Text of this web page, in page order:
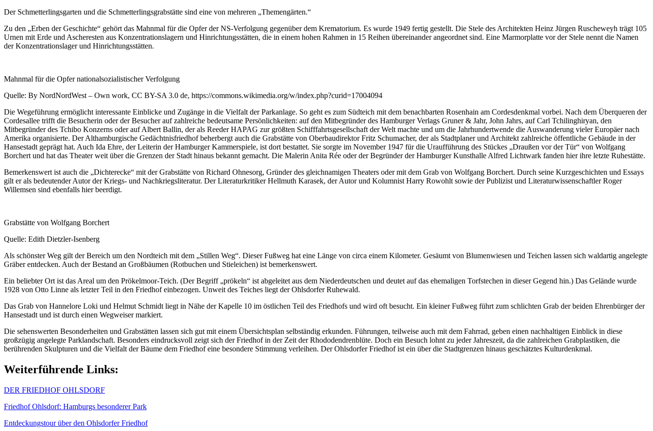
Der Schmetterlingsgarten und die Schmetterlingsgrabstätte sind eine von mehreren „Themengärten.“
Zu den „Erben der Geschichte“ gehört das Mahnmal für die Opfer der NS-Verfolgung gegenüber dem Krematorium. Es wurde 1949 fertig gestellt. Die Stele des Architekten Heinz Jürgen Ruscheweyh trägt 105
Urnen mit Erde und Ascheresten aus Konzentrationslagern und Hinrichtungsstätten, die in einem hohen Rahmen in 15 Reihen übereinander angeordnet sind. Eine Marmorplatte vor der Stele nennt die Namen
der Konzentrationslager und Hinrichtungsstätten.
Mahnmal für die Opfer nationalsozialistischer Verfolgung
Quelle: By NordNordWest – Own work, CC BY-SA 3.0 de, https://commons.wikimedia.org/w/index.php?curid=17004094
Die Wegeführung ermöglicht interessante Einblicke und Zugänge in die Vielfalt der Parkanlage. So geht es zum Südteich mit dem benachbarten Rosenhain am Cordesdenkmal vorbei. Nach dem Überqueren der
Cordesallee trifft die Besucherin oder der Besucher auf zahlreiche bedeutsame Persönlichkeiten: auf den Mitbegründer des Hamburger Verlags Gruner & Jahr, John Jahrs, auf Carl Tchilinghiryan, den
Mitbegründer des Tchibo Konzerns oder auf Albert Ballin, der als Reeder HAPAG zur größten Schifffahrtsgesellschaft der Welt machte und um die Jahrhundertwende die Auswanderung vieler Europäer nach
Amerika organisierte. Der Althamburgische Gedächtnisfriedhof beherbergt auch die Grabstätte von Oberbaudirektor Fritz Schumacher, der als Stadtplaner und Architekt zahlreiche öffentliche Gebäude in der
Hansestadt geprägt hat. Auch Ida Ehre, der Leiterin der Hamburger Kammerspiele, ist dort bestattet. Sie sorgte im November 1947 für die Uraufführung des Stückes „Draußen vor der Tür“ von Wolfgang
Borchert und hat das Theater weit über die Grenzen der Stadt hinaus bekannt gemacht. Die Malerin Anita Rée oder der Begründer der Hamburger Kunsthalle Alfred Lichtwark fanden hier ihre letzte Ruhestätte.
Bemerkenswert ist auch die „Dichterecke“ mit der Grabstätte von Richard Ohnesorg, Gründer des gleichnamigen Theaters oder mit dem Grab von Wolfgang Borchert. Durch seine Kurzgeschichten und Essays
gilt er als bedeutender Autor der Kriegs- und Nachkriegsliteratur. Der Literaturkritiker Hellmuth Karasek, der Autor und Kolumnist Harry Rowohlt sowie der Publizist und Literaturwissenschaftler Roger
Willemsen sind ebenfalls hier beerdigt.
Grabstätte von Wolfgang Borchert
Quelle: Edith Dietzler-Isenberg
Als schönster Weg gilt der Bereich um den Nordteich mit dem „Stillen Weg“. Dieser Fußweg hat eine Länge von circa einem Kilometer. Gesäumt von Blumenwiesen und Teichen lassen sich waldartig angelegte
Gräber entdecken. Auch der Bestand an Großbäumen (Rotbuchen und Stieleichen) ist bemerkenswert.
Ein beliebter Ort ist das Areal um den Prökelmoor-Teich. (Der Begriff „prökeln“ ist abgeleitet aus dem Niederdeutschen und deutet auf das ehemaligen Torfstechen in dieser Gegend hin.) Das Gelände wurde
1928 von Otto Linne als letzter Teil in den Friedhof einbezogen. Unweit des Teiches liegt der Ohlsdorfer Ruhewald.
Das Grab von Hannelore Loki und Helmut Schmidt liegt in Nähe der Kapelle 10 im östlichen Teil des Friedhofs und wird oft besucht. Ein kleiner Fußweg führt zum schlichten Grab der beiden Ehrenbürger der
Hansestadt und ist durch einen Wegweiser markiert.
Die sehenswerten Besonderheiten und Grabstätten lassen sich gut mit einem Übersichtsplan selbständig erkunden. Führungen, teilweise auch mit dem Fahrrad, geben einen nachhaltigen Einblick in diese
großzügig angelegte Parklandschaft. Besonders eindrucksvoll zeigt sich der Friedhof in der Zeit der Rhododendrenblüte. Doch ein Besuch lohnt zu jeder Jahreszeit, da die zahlreichen Grabplastiken, die
berührenden Skulpturen und die Vielfalt der Bäume dem Friedhof eine besondere Stimmung verleihen. Der Ohlsdorfer Friedhof ist ein über die Stadtgrenzen hinaus geschätztes Kulturdenkmal.
Weiterführende Links:
DER FRIEDHOF OHLSDORF
Friedhof Ohlsdorf: Hamburgs besonderer Park
Entdeckungstour über den Ohlsdorfer Friedhof